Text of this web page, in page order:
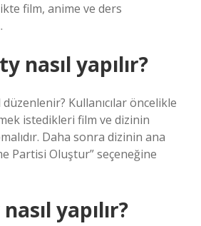
film, anime ve ders
nasıl yapılır?
Kullanıcılar öncelikle
istedikleri film ve dizinin
Daha sonra dizinin ana
Partisi Oluştur” seçeneğine
yapılır?